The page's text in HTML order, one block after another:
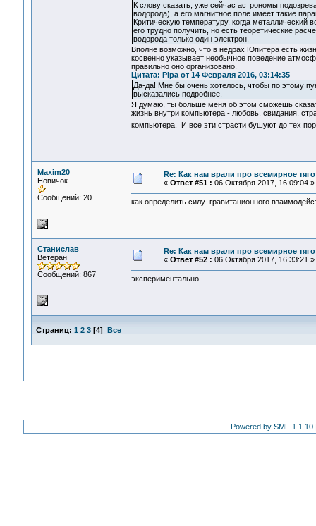
К слову сказать, уже сейчас астрономы
водорода), а его магнитное поле имеет такие
Критическую температуру, когда
его трудно получить, но есть теоретические
водорода только один электрон.
Вполне возможно, что в недрах Юпитера есть
косвенно указывает необычное поведение
правильно оно организовано.
Цитата: Pipa от 14 Февраля 2016, 03:14:35
Да-да! Мне бы очень хотелось, чтобы по этому
высказались подробнее.
Я думаю, ты больше меня об этом сможешь
жизнь внутри компьютера - любовь, свидания,
компьютера. И все эти страсти бушуют до тех
Maxim20
Новичок
Сообщений: 20
Re: Как нам врали про всемирное
« Ответ #51 : 06 Октября 2017, 16:09:04 »
как определить силу гравитационного
Станислав
Ветеран
Сообщений: 867
Re: Как нам врали про всемирное
« Ответ #52 : 06 Октября 2017, 16:33:21 »
экспериментально
Страниц: 1 2 3[4] Все
Powered by SMF 1.1.10